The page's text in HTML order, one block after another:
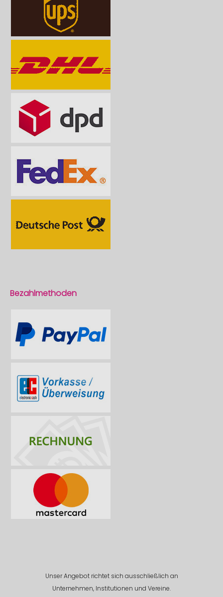
Bezahlmethoden
Unser Angebot richtet sich ausschließlich an
Unternehmen, Institutionen und Vereine.